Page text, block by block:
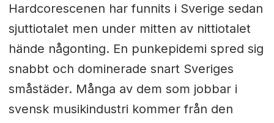
Hardcorescenen har funnits i Sverige sedan
sjuttiotalet men under mitten av nittiotalet
hände någonting. En punkepidemi spred sig
snabbt och dominerade snart Sveriges
småstäder. Många av dem som jobbar i
svensk musikindustri kommer från den